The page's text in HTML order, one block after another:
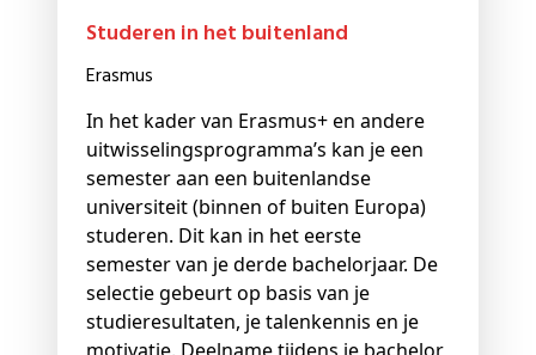
Studeren in het buitenland
Erasmus
In het kader van Erasmus+ en andere
uitwisselingsprogramma’s kan je een
semester aan een buitenlandse
universiteit (binnen of buiten Europa)
studeren. Dit kan in het eerste
semester van je derde bachelorjaar. De
selectie gebeurt op basis van je
studieresultaten, je talenkennis en je